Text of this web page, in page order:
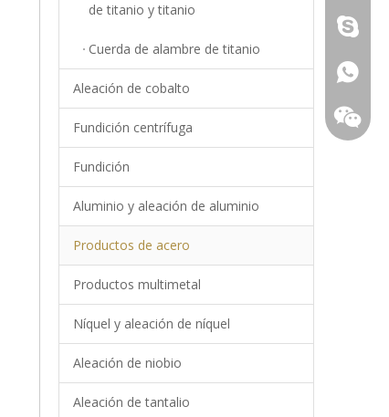
de titanio y titanio
Cuerda de alambre de titanio
Aleación de cobalto
Fundición centrífuga
Fundición
Aluminio y aleación de aluminio
Productos de acero
Productos multimetal
Níquel y aleación de níquel
Aleación de niobio
Aleación de tantalio
+86-